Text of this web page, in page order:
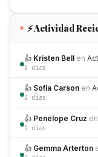
⚡ Actividad
👍 Kristen Bell en
2 días
👍 Sofia Carson en
2 días
👍 Penélope Cruz en
2 días
👍 Gemma Arterton